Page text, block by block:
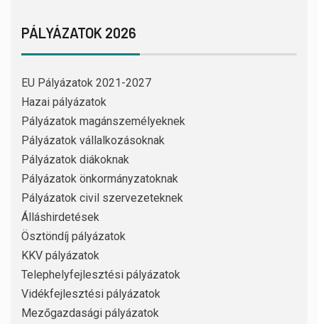
PÁLYÁZATOK 2026
EU Pályázatok 2021-2027
Hazai pályázatok
Pályázatok magánszemélyeknek
Pályázatok vállalkozásoknak
Pályázatok diákoknak
Pályázatok önkormányzatoknak
Pályázatok civil szervezeteknek
Álláshirdetések
Ösztöndíj pályázatok
KKV pályázatok
Telephelyfejlesztési pályázatok
Vidékfejlesztési pályázatok
Mezőgazdasági pályázatok